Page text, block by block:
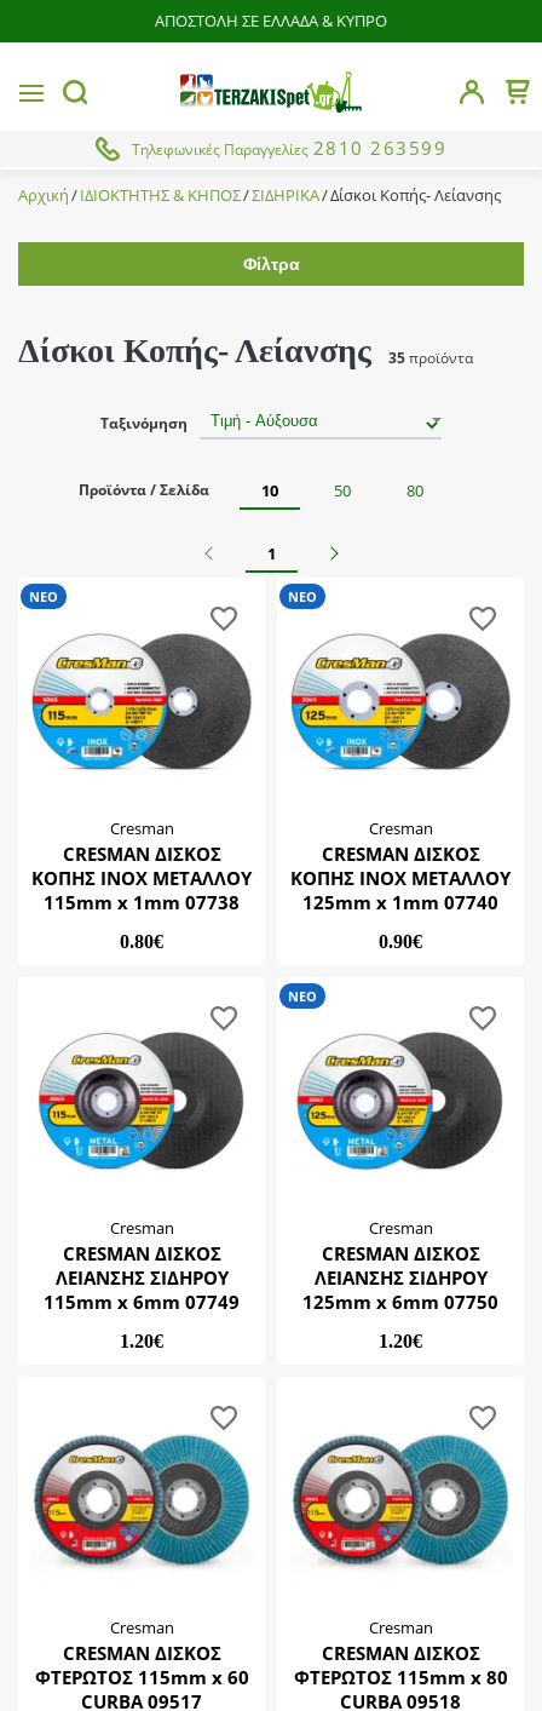
ΑΠΟΣΤΟΛΗ ΣΕ ΕΛΛΑΔΑ & ΚΥΠΡΟ
Τηλεφωνικές Παραγγελίες 2810 263599
MENUbutton.search Το
Αρχική ΙΔΙΟΚΤΗΤΗΣ & ΚΗΠΟΣ ΣΙΔΗΡΙΚΑ Δίσκοι Κοπής- Λείανσης
Φίλτρα
Smirdex
Zhwei
Δίσκος Έκκεντρου
Δίσκος Λείανσης
Δίσκος φτερωτός
Δίσκοι Κοπής- Λείανσης 35προϊόντα
Ταξινόμηση
Προϊόντα / Σελίδα 10 50 80
Προηγούμενο
1 Επόμενο
ΝΕΟ
Cresman
CRESMAN ΔΙΣΚΟΣ
ΚΟΠΗΣ ΙΝΟΧ ΜΕΤΑΛΛΟΥ
115mm x 1mm 07738
0.80€
ΝΕΟ
Cresman
CRESMAN ΔΙΣΚΟΣ
ΚΟΠΗΣ ΙΝΟΧ ΜΕΤΑΛΛΟΥ
125mm x 1mm 07740
0.90€
Cresman
CRESMAN ΔΙΣΚΟΣ
ΛΕΙΑΝΣΗΣ ΣΙΔΗΡΟΥ
115mm x 6mm 07749
1.20€
ΝΕΟ
Cresman
CRESMAN ΔΙΣΚΟΣ
ΛΕΙΑΝΣΗΣ ΣΙΔΗΡΟΥ
125mm x 6mm 07750
1.20€
Cresman
CRESMAN ΔΙΣΚΟΣ
ΦΤΕΡΩΤΟΣ 115mm x 60
CURBA 09517
Cresman
CRESMAN ΔΙΣΚΟΣ
ΦΤΕΡΩΤΟΣ 115mm x 80
CURBA 09518